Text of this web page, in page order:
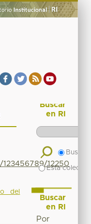
12250
del
Buscar
en RI
Buscar
Esta
Buscar
en RI
Por